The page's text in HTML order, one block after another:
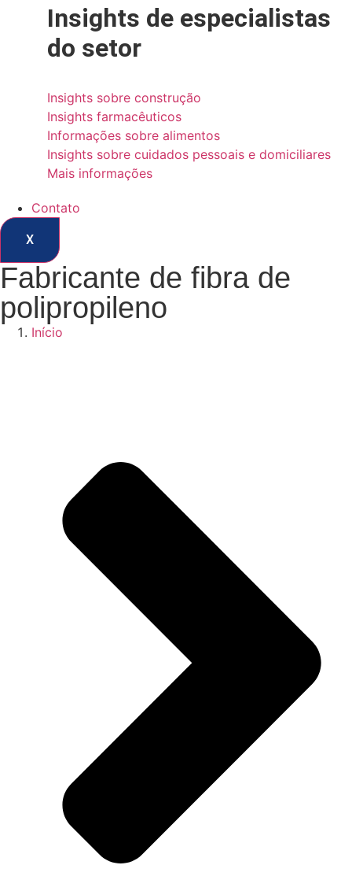
Insights de especialistas
do setor
Insights sobre construção
Insights farmacêuticos
Informações sobre alimentos
Insights sobre cuidados pessoais e domiciliares
Mais informações
Contato
X
Fabricante de fibra de
polipropileno
Início